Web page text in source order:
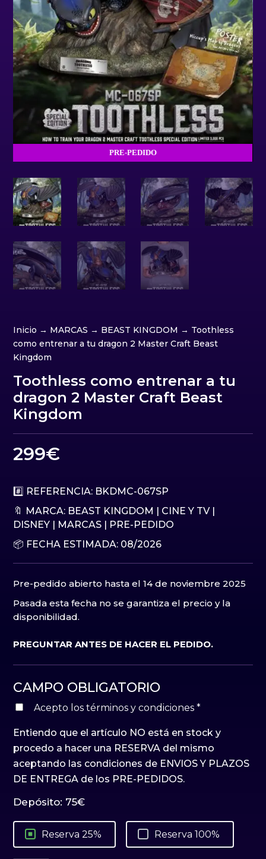
PRE-PEDIDO
Inicio → MARCAS → BEAST KINGDOM → Toothless
como entrenar a tu dragon 2 Master Craft Beast
Kingdom
Toothless como entrenar a tu
dragon 2 Master Craft Beast
Kingdom
299€
#️⃣ REFERENCIA: BKDMC-067SP
🔖 MARCA: BEAST KINGDOM | CINE Y TV|
DISNEY | MARCAS | PRE-PEDIDO
📦 FECHA ESTIMADA: 08/2026
Pre-pedido abierto hasta el 14 de noviembre 2025
Pasada esta fecha no se garantiza el precio y la
disponibilidad.
PREGUNTAR ANTES DE HACER EL PEDIDO.
CAMPO OBLIGATORIO
Acepto los términos y condiciones*
Entiendo que el artículo NO está en stock y
procedo a hacer una RESERVA del mismo
aceptando las condiciones de ENVIOS Y PLAZOS
DE ENTREGA de los PRE-PEDIDOS.
Depósito: 75€
Reserva 100%
Reserva 25%